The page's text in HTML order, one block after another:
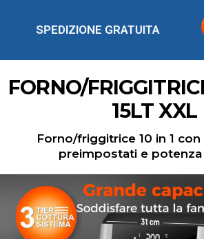
SPEDIZIONE GRATUITA
FORNO/
15LT XXL
Forno/friggitrice 10 in 1
preimpostati e